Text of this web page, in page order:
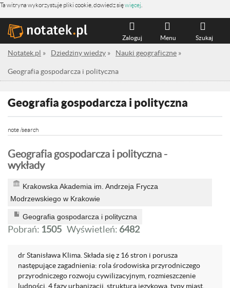
Ta witryna wykorzystuje pliki cookie, dowiedz sięwięcej
Szukaj
Menu
Zaloguj
Notatek.pl » Dziedziny wiedzy » Nauki geograficzne »
Geografia gospodarcza i polityczna
Geografia gospodarcza i polityczna
note /search
Geografia gospodarcza i polityczna -
wykłady
Krakowska Akademia im. Andrzeja Frycza
Modrzewskiego w Krakowie
Geografia gospodarcza i polityczna
Pobrań: 1505 Wyświetleń: 6482
dr Stanisława Klima. Składa się z 16 stron i porusza
następujące zagadnienia: rola środowiska przyrodniczego
przyrodniczego rozwoju cywilizacyjnym, rozmieszczenie
ludności, 4 fazy urbanizacji, struktura językowa, typy miast,